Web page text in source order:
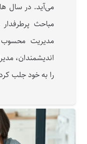
می‌آید. در سال
مباحث
مدیریت
اندیشمندان،
را به خود جلب